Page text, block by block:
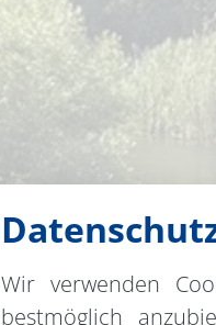
Wir verwenden
bestmöglich